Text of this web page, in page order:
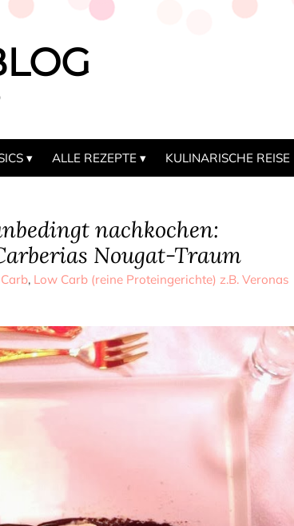
ALLE REZEPTE KULINARISCHE REISE
nachkochen:
Nougat-Traum
, Low Carb (reine Proteingerichte) z.B. Veronas